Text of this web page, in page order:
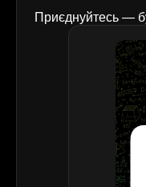
Приєднуйтесь —